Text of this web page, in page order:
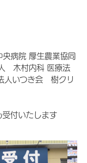
病院 厚生農業協同
木村内科 医療法
人いつき会 樹クリ
受付いたします